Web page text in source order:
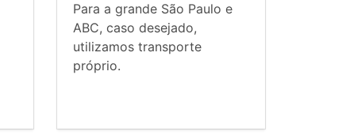
Para a grande São Paulo e
ABC, caso desejado,
utilizamos transporte
próprio.